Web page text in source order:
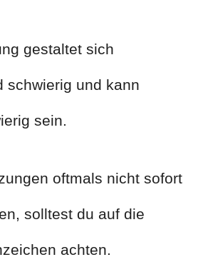
gestaltet sich
schwierig und kann
sein.
oftmals nicht sofort
solltest du auf die
achten.